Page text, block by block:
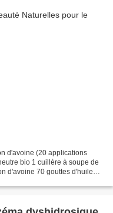
d'avoine (20 applications
bio 1 cuillère à soupe de
d'avoine 70 gouttes d'huile